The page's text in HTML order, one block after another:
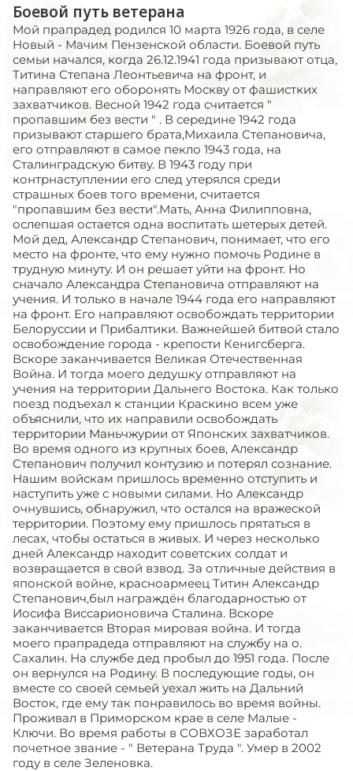
Боевой путь ветерана
Мой прапрадед родился 10 марта 1926 года, в селе
Новый - Мачим Пензенской области. Боевой путь
семьи начался, когда 26.12.1941 года призывают отца,
Титина Степана Леонтьевича на фронт, и
направляют его оборонять Москву от фашистких
захватчиков. Весной 1942 года считается "
пропавшим без вести " . В середине 1942 года
призывают старшего брата,Михаила Степановича,
его отправляют в самое пекло 1943 года, на
Сталинградскую битву. В 1943 году при
контрнаступлении его след утерялся среди
страшных боев того времени, считается
"пропавшим без вести".Мать, Анна Филипповна,
ослепшая остается одна воспитать шетерых детей.
Мой дед, Александр Степанович, понимает, что его
место на фронте, что ему нужно помочь Родине в
трудную минуту. И он решает уйти на фронт. Но
сначало Александра Степановича отправляют на
учения. И только в начале 1944 года его направляют
на фронт. Его направляют освобождать территории
Белоруссии и Прибалтики. Важнейшей битвой стало
освобождение города - крепости Кенигсберга.
Вскоре заканчивается Великая Отечественная
Война. И тогда моего дедушку отправляют на
учения на территории Дальнего Востока. Как только
поезд подъехал к станции Краскино всем уже
объяснили, что их направили освобождать
территории Маньчжурии от Японских захватчиков.
Во время одного из крупных боев, Александр
Степанович получил контузию и потерял сознание.
Нашим войскам пришлось временно отступить и
наступить уже с новыми силами. Но Александр
очнувшись, обнаружил, что остался на вражеской
территории. Поэтому ему пришлось прятаться в
лесах, чтобы остаться в живых. И через несколько
дней Александр находит советских солдат и
возвращается в свой взвод. За отличные действия в
японской войне, красноармеец Титин Александр
Степанович,был награждён благодарностью от
Иосифа Виссарионовича Сталина. Вскоре
заканчивается Вторая мировая война. И тогда
моего прапрадеда отправляют на службу на о.
Сахалин. На службе дед пробыл до 1951 года. После
он вернулся на Родину. В последующие годы, он
вместе со своей семьей уехал жить на Дальний
Восток, где ему так понравилось во время войны.
Проживал в Приморском крае в селе Малые -
Ключи. Во время работы в СОВХОЗЕ заработал
почетное звание - " Ветерана Труда ". Умер в 2002
году в селе Зеленовка.